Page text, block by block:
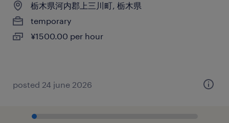
栃木県河内郡上三川町, 栃木県
temporary
¥1500.00 per hour
posted 24 june 2026